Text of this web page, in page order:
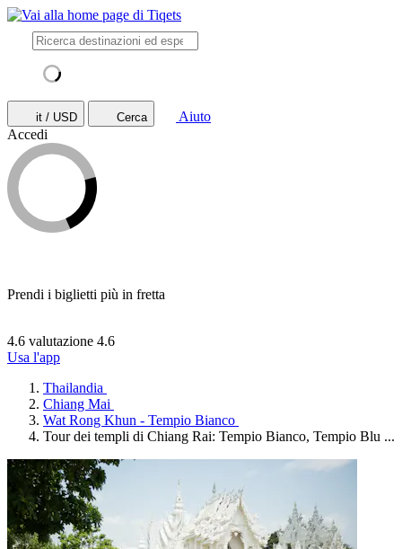
it / USD Cerca
Aiuto
Accedi
Prendi i biglietti più in fretta
4.6 valutazione 4.6
Usa l'app
Thailandia
Chiang Mai
Wat Rong Khun - Tempio Bianco
Tour dei templi di Chiang Rai: Tempio Bianco, Tempio Blu ...